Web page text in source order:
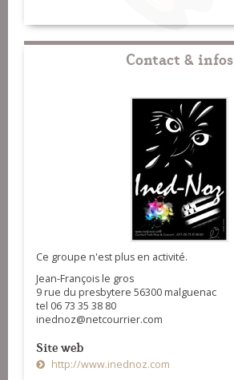
Contact & infos
Ce groupe n'est plus en activité.
Jean-François le gros
9 rue du presbytere 56300 malguenac
tel 06 73 35 38 80
inednoz@netcourrier.com
Site web
http://www.inednoz.com